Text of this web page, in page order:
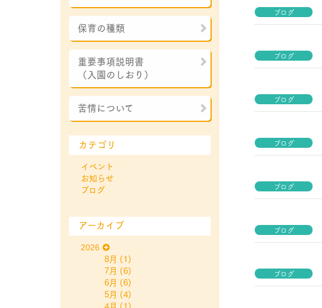
ブログ
ブログ
ブログ
ブログ
ブログ
ブログ
ブログ
保育の種類
重要事項説明書
（入園のしおり）
苦情について
カテゴリ
イベント
お知らせ
ブログ
アーカイブ
2026
8月
(1)
7月
(6)
6月
(6)
5月
(4)
4月
(1)